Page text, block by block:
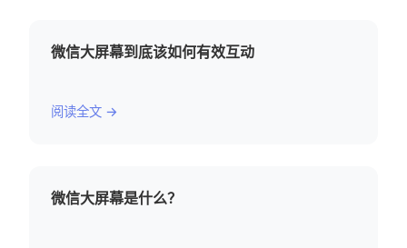
微信大屏幕到底该如何有效互动
阅读全文 →
微信大屏幕是什么？